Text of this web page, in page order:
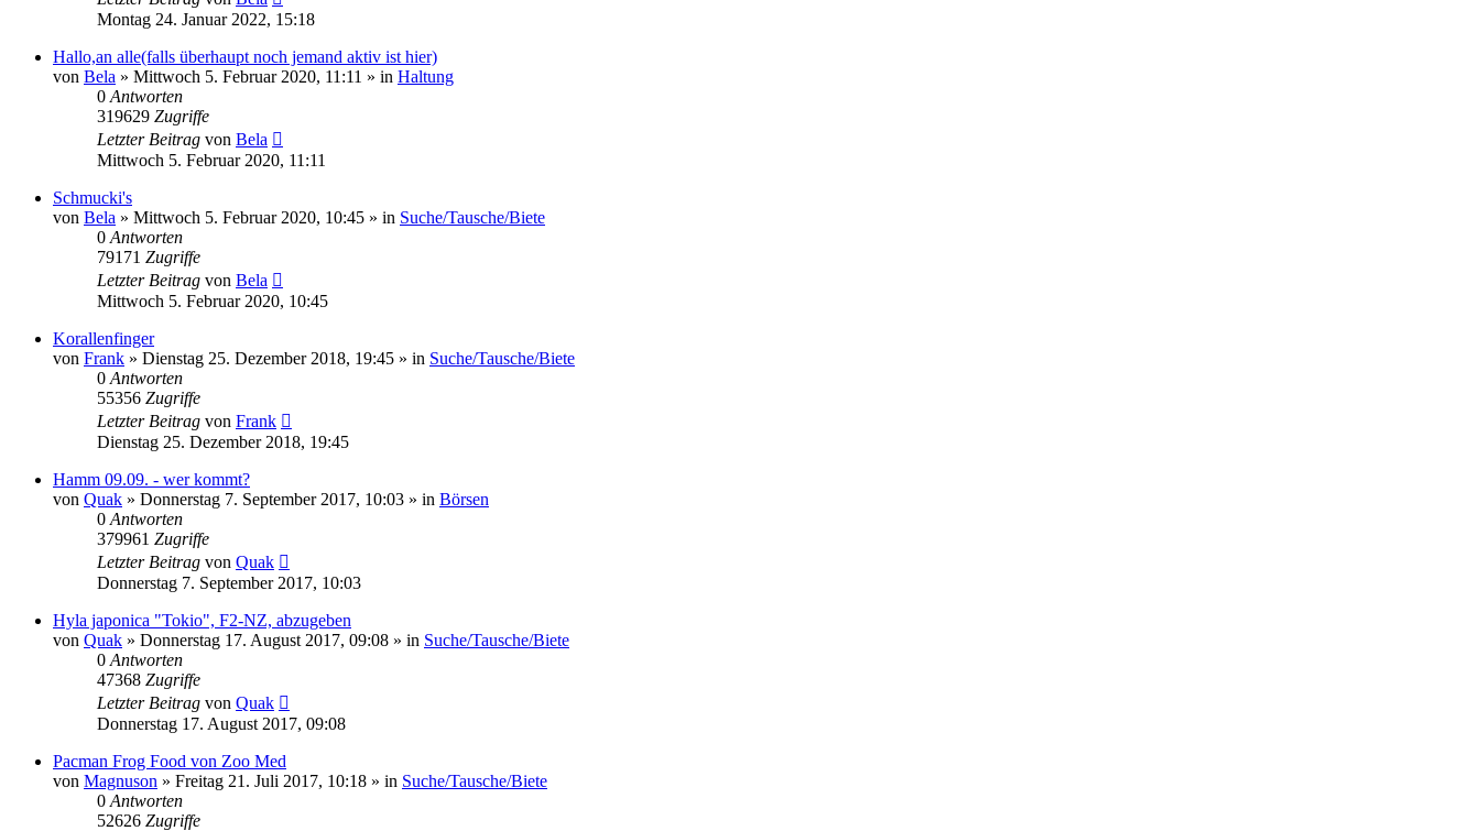
Montag 24. Januar 2022, 15:18
Hallo,an alle(falls überhaupt noch jemand aktiv ist hier)
von Bela » Mittwoch 5. Februar 2020, 11:11 » in Haltung
0 Antworten
319629 Zugriffe
Letzter Beitrag von Bela
Mittwoch 5. Februar 2020, 11:11
Schmucki's
von Bela » Mittwoch 5. Februar 2020, 10:45 » in Suche/Tausche/Biete
0 Antworten
79171 Zugriffe
Letzter Beitrag von Bela
Mittwoch 5. Februar 2020, 10:45
Korallenfinger
von Frank » Dienstag 25. Dezember 2018, 19:45 » in Suche/Tausche/Biete
0 Antworten
55356 Zugriffe
Letzter Beitrag von Frank
Dienstag 25. Dezember 2018, 19:45
Hamm 09.09. - wer kommt?
von Quak » Donnerstag 7. September 2017, 10:03 » in Börsen
0 Antworten
379961 Zugriffe
Letzter Beitrag von Quak
Donnerstag 7. September 2017, 10:03
Hyla japonica "Tokio", F2-NZ, abzugeben
von Quak » Donnerstag 17. August 2017, 09:08 » in Suche/Tausche/Biete
0 Antworten
47368 Zugriffe
Letzter Beitrag von Quak
Donnerstag 17. August 2017, 09:08
Pacman Frog Food von Zoo Med
von Magnuson » Freitag 21. Juli 2017, 10:18 » in Suche/Tausche/Biete
0 Antworten
52626 Zugriffe